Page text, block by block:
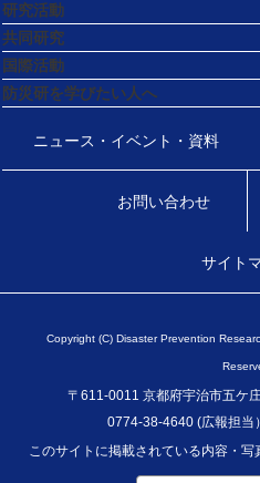
研究活動
共同研究
国際活動
防災研を学びたい人へ
ニュース・イベント・資料
お問い合わせ
サイト
Copyright (C) Disaster Prevention
〒611-0011 京都府宇治市五ケ
0774-38-4640 (広報担当
このサイトに掲載されている内容・写